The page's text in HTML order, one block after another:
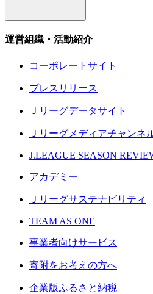
運営組織・活動紹介
コーポレートサイト
プレスリリース
Ｊリーグデータサイト
Ｊリーグメディアチャンネ
J.LEAGUE SEASON
アカデミー
Ｊリーグサステナビリティ
TEAM AS ONE
事業者向けサービス
寄附をお考えの方へ
企業版ふるさと納税